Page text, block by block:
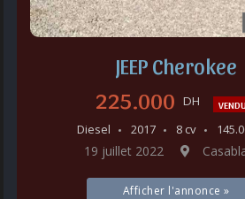
JEEP Cherokee
225.000 DH
Diesel 2017 8 cv
19 juillet 2022
Afficher l'annonce »